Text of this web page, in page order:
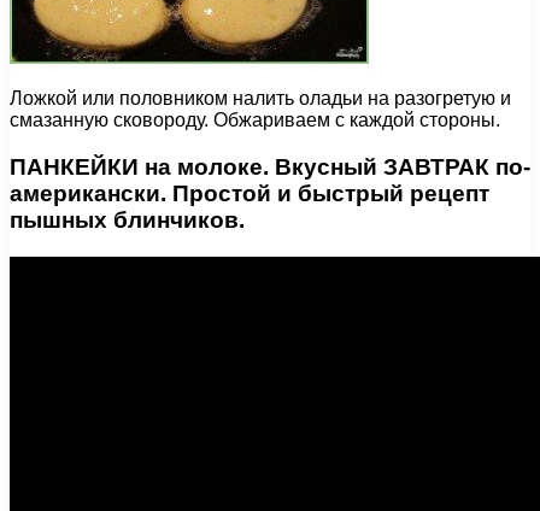
Ложкой или половником налить оладьи на разогретую и
смазанную сковороду. Обжариваем с каждой стороны.
ПАНКЕЙКИ на молоке. Вкусный ЗАВТРАК по-
американски. Простой и быстрый рецепт
пышных блинчиков.